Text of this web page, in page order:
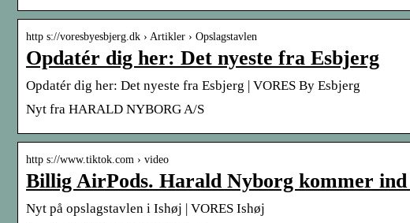
http s://voresbyesbjerg.dk › Artikler › Opslagstavlen
Opdatér dig her: Det nyeste fra Esbjerg
Opdatér dig her: Det nyeste fra Esbjerg | VORES By Esbjerg
Nyt fra HARALD NYBORG A/S
http s://www.tiktok.com › video
Billig AirPods. Harald Nyborg kommer
Nyt på opslagstavlen i Ishøj | VORES Ishøj